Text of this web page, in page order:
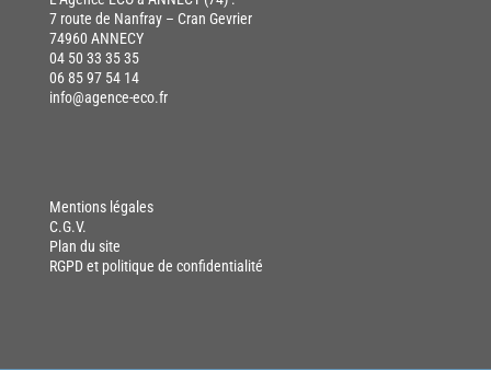
7 route de Nanfray – Cran Gevrier
74960 ANNECY
04 50 33 35 35
06 85 97 54 14
info@agence-eco.fr
Mentions légales
C.G.V.
Plan du site
RGPD et politique de confidentialité